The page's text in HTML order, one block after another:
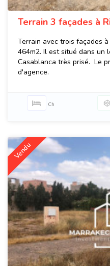
Terrain 3 façades à
Terrain avec trois façades
464m2. Il est situé dans un
Casablanca très prisé. Le
d'agence.
Ch
Vendu